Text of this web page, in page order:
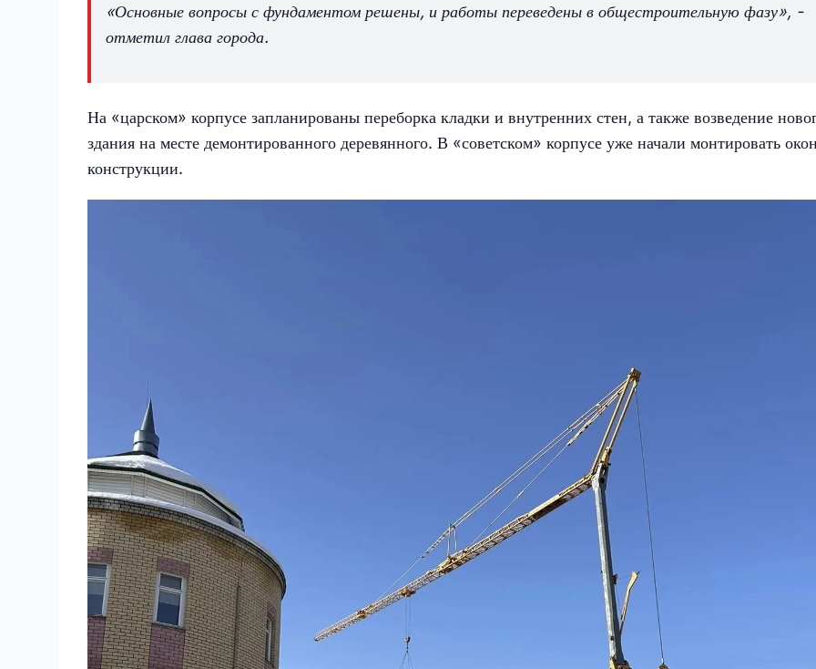
«Основные вопросы с фундаментом решены, и работы переведены в общестроительную фазу», -
отметил глава города.
На «царском» корпусе запланированы переборка кладки и внутренних стен, а также возведение
здания на месте демонтированного деревянного. В «советском» корпусе уже начали монтировать
конструкции.